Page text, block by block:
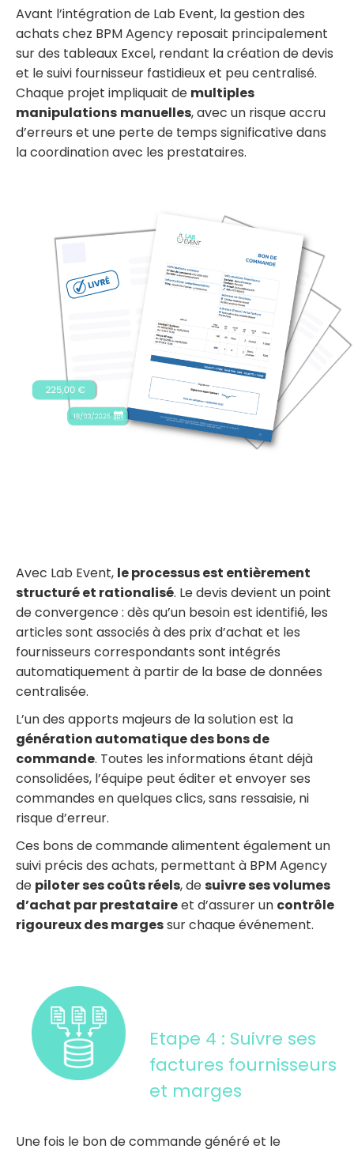
Avant l’intégration de Lab Event, la gestion des
achats chez BPM Agency reposait principalement
sur des tableaux Excel, rendant la création de devis
et le suivi fournisseur fastidieux et peu centralisé.
Chaque projet impliquait de multiples
manipulations manuelles, avec un risque accru
d’erreurs et une perte de temps significative dans
la coordination avec les prestataires.
Avec Lab Event, le processus est entièrement
structuré et rationalisé. Le devis devient un point
de convergence : dès qu’un besoin est identifié, les
articles sont associés à des prix d’achat et les
fournisseurs correspondants sont intégrés
automatiquement à partir de la base de données
centralisée.
L’un des apports majeurs de la solution est la
génération automatique des bons de
commande. Toutes les informations étant déjà
consolidées, l’équipe peut éditer et envoyer ses
commandes en quelques clics, sans ressaisie, ni
risque d’erreur.
Ces bons de commande alimentent également un
suivi précis des achats, permettant à BPM Agency
de piloter ses coûts réels, desuivre ses volumes
d’achat par prestataireet d’assurer un contrôle
rigoureux des margessur chaque événement.
Etape 4 : Suivre ses
factures fournisseurs
et marges
Une fois le bon de commande généré et le